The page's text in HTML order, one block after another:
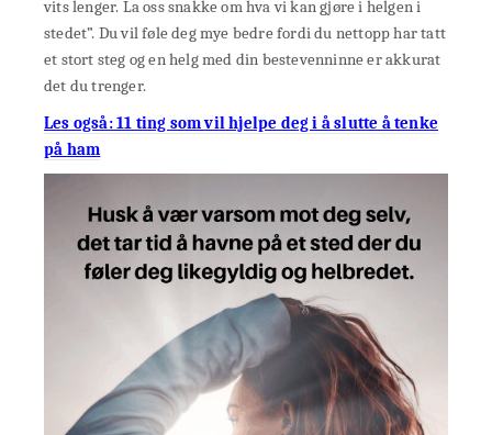
vits lenger. La oss snakke om hva vi kan gjøre i helgen i
stedet”. Du vil føle deg mye bedre fordi du nettopp har tatt
et stort steg og en helg med din bestevenninne er akkurat
det du trenger.
Les også: 11 ting som vil hjelpe deg i å slutte å tenke
på ham